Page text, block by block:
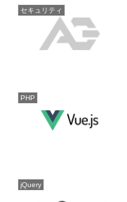
セキュリティ
PHP
jQuery